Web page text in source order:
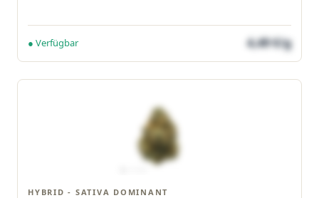
● Verfügbar 4,49 €/g
HYBRID - SATIVA DOMINANT